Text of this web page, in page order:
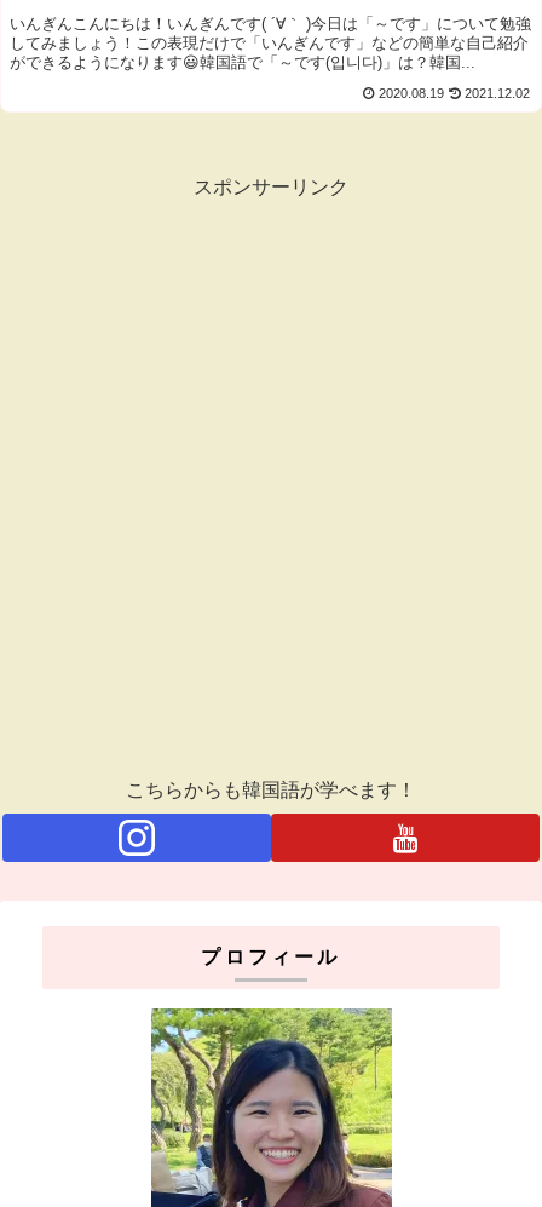
いんぎんこんにちは！いんぎんです( ´∀｀ )今日は「～です」について勉強
してみましょう！この表現だけで「いんぎんです」などの簡単な自己紹介
ができるようになります😃韓国語で「～です(입니다)」は？韓国...
2020.08.19 2021.12.02
スポンサーリンク
こちらからも韓国語が学べます！
プロフィール